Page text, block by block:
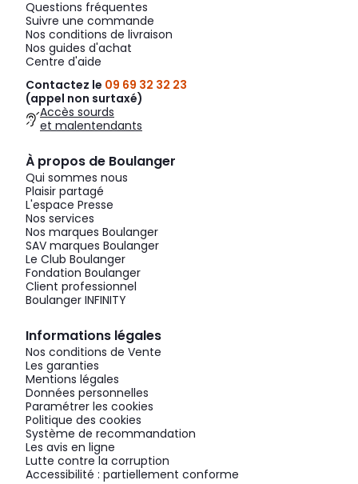
Questions fréquentes
Suivre une commande
Nos conditions de livraison
Nos guides d'achat
Centre d'aide
Contactez le 09 69 32 32 23
(appel non surtaxé)
Accès sourds
et malentendants
À propos de Boulanger
Qui sommes nous
Plaisir partagé
L'espace Presse
Nos services
Nos marques Boulanger
SAV marques Boulanger
Le Club Boulanger
Fondation Boulanger
Client professionnel
Boulanger INFINITY
Informations légales
Nos conditions de Vente
Les garanties
Mentions légales
Données personnelles
Paramétrer les cookies
Politique des cookies
Système de recommandation
Les avis en ligne
Lutte contre la corruption
Accessibilité : partiellement conforme